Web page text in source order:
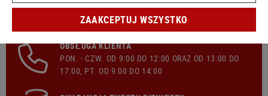
SZYBKA WYSYŁKA
BEZPŁATNIEWYSYŁKAZ KOSZYKA 299,00 €
OBSŁUGA KLIENTA
PON. - CZW. OD 9:00 DO 12:00 ORAZ OD 13:00 DO
17:00, PT. OD 9:00 DO 14:00
ZAAKCEPTUJ WSZYSTKO